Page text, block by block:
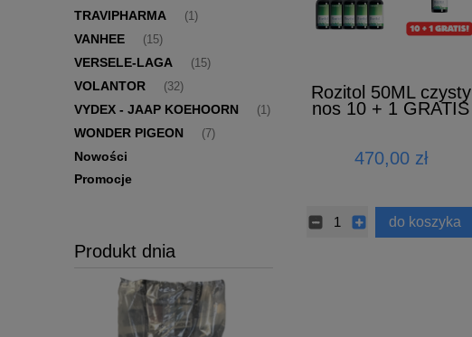
TRAVIPHARMA (1)
VANHEE (15)
VERSELE-LAGA (15)
VOLANTOR (32)
VYDEX - JAAP KOEHOORN (1)
WONDER PIGEON (7)
Nowości
Promocje
Produkt dnia
Rozitol 50ML czysty
nos 10 + 1 GRATIS
470,00 zł
do koszyka